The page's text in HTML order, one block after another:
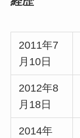
2011年7
月10日
2012年8
月18日
2014年